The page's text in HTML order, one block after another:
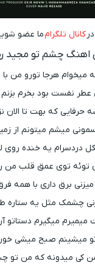
در کانال تلگرامما عضو
اهنگ چشم تو مجید
میخوام هرجا تورو من
عطر نفست بود بخرم
حرفایی که بهت تا الان
میشم میتونم از
دردسرام یه خنده روی
توئه توی عمق قلب من
میزنی برق داری با همه
چشمک مثل یه ستاره
میگیرم دستاتو
میشینم صبح میشی
کی میدونه که من تو